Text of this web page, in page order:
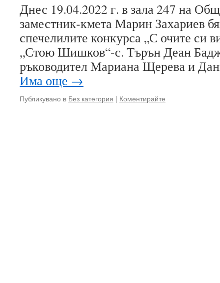
Днес 19.04.2022 г. в зала 247 на
заместник-кмета Марин Захариев
спечелилите конкурса „С очите си
„Стою Шишков“-с. Търън Деан
ръководител Мариана Щерева и
Има още →
Публикувано в Без категория | Коментирайте